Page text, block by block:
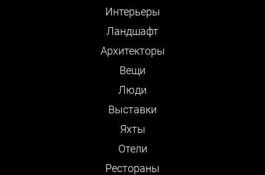
Интерьеры
Ландшафт
Архитекторы
Вещи
Люди
Выставки
Яхты
Отели
Рестораны